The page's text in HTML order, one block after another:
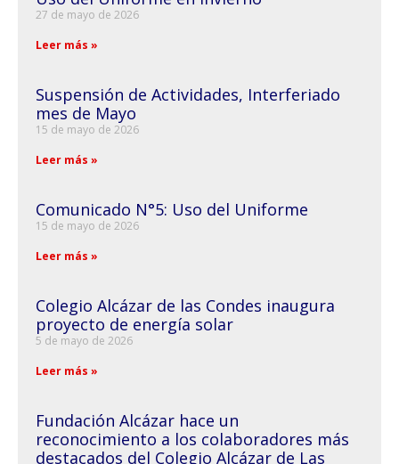
27 de mayo de 2026
Leer más »
Suspensión de Actividades, Interferiado
mes de Mayo
15 de mayo de 2026
Leer más »
Comunicado N°5: Uso del Uniforme
15 de mayo de 2026
Leer más »
Colegio Alcázar de las Condes inaugura
proyecto de energía solar
5 de mayo de 2026
Leer más »
Fundación Alcázar hace un
reconocimiento a los colaboradores más
destacados del Colegio Alcázar de Las